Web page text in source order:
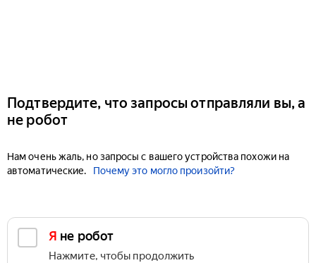
Подтвердите, что запросы отправляли вы, а
не робот
Нам очень жаль, но запросы с вашего устройства похожи на
автоматические.
Почему это могло произойти?
Я не робот
Нажмите, чтобы продолжить